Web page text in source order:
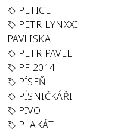
PETICE
PETR LYNXXI
PAVLISKA
PETR PAVEL
PF 2014
PÍSEŇ
PÍSNIČKÁŘI
PIVO
PLAKÁT